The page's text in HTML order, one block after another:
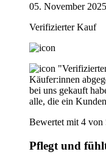
05. November 2025
Verifizierter Kauf
Käufer:innen
bei uns gekauft
alle, die ein
Bewertet mit 4 von
Pflegt und